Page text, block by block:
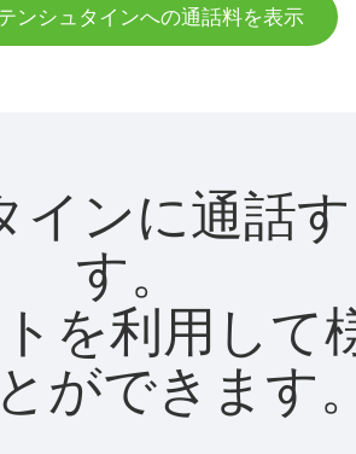
ンシュタインへの通話料を表示
ンに通話
す。
を利用して
ができます。